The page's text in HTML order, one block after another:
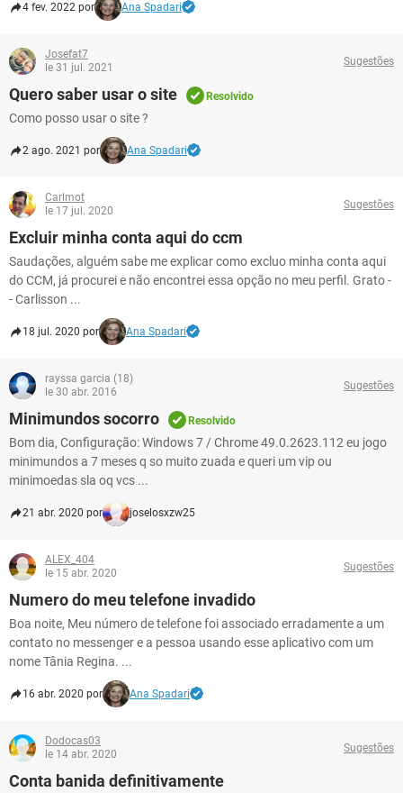
4 fev. 2022 por Ana Spadari
Josefat7
le 31 jul. 2021
Sugestões
Quero saber usar o site Resolvido
Como posso usar o site ?
2 ago. 2021 por Ana Spadari
Carlmot
le 17 jul. 2020
Sugestões
Excluir minha conta aqui do ccm
Saudações, alguém sabe me explicar como excluo minha conta aqui
do CCM, já procurei e não encontrei essa opção no meu perfil. Grato -
- Carlisson ...
18 jul. 2020 por Ana Spadari
rayssa garcia (18)
le 30 abr. 2016
Sugestões
Minimundos socorro Resolvido
Bom dia, Configuração: Windows 7 / Chrome 49.0.2623.112 eu jogo
minimundos a 7 meses q so muito zuada e queri um vip ou
minimoedas sla oq vcs ...
21 abr. 2020 por joselosxzw25
ALEX_404
le 15 abr. 2020
Sugestões
Numero do meu telefone invadido
Boa noite, Meu número de telefone foi associado erradamente a um
contato no messenger e a pessoa usando esse aplicativo com um
nome Tânia Regina. ...
16 abr. 2020 por Ana Spadari
Dodocas03
le 14 abr. 2020
Sugestões
Conta banida definitivamente